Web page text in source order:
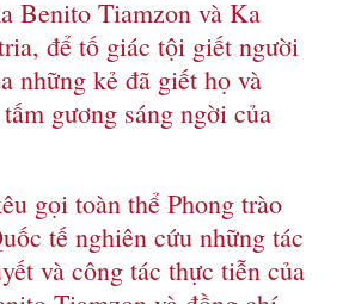
Benito Tiamzon và Ka
để tố giác tội giết người
những kẻ đã giết họ và
gương sáng ngời của
gọi toàn thể Phong trào
tế nghiên cứu những tác
và công tác thực tiễn của